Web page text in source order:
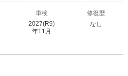
車検
2027(R9)
年11月
修復歴
なし